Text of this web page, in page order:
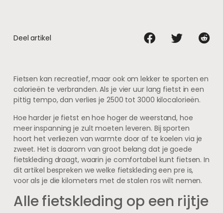
Deel artikel
Fietsen kan recreatief, maar ook om lekker te sporten en
calorieën te verbranden. Als je vier uur lang fietst in een
pittig tempo, dan verlies je 2500 tot 3000 kilocalorieën.
Hoe harder je fietst en hoe hoger de weerstand, hoe
meer inspanning je zult moeten leveren. Bij sporten
hoort het verliezen van warmte door af te koelen via je
zweet. Het is daarom van groot belang dat je goede
fietskleding draagt, waarin je comfortabel kunt fietsen. In
dit artikel bespreken we welke fietskleding een pre is,
voor als je die kilometers met de stalen ros wilt nemen.
Alle fietskleding op een rijtje